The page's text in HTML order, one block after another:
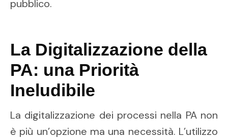
pubblico.
La Digitalizzazione della
PA: una Priorità
Ineludibile
La digitalizzazione dei processi nella PA non
è più un’opzione ma una necessità. L’utilizzo